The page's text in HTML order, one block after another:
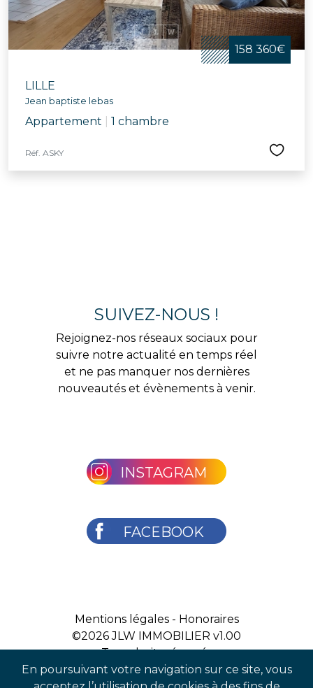
En poursuivant votre navigation sur ce site, vous
158 360€
LILLE
Jean baptiste lebas
Appartement 1 chambre
Réf. ASKY
SUIVEZ-NOUS !
Rejoignez-nos réseaux sociaux pour
suivre notre actualité en temps réel
et ne pas manquer nos dernières
nouveautés et évènements à venir.
INSTAGRAM
FACEBOOK
Mentions légales- Honoraires
©2026JLW IMMOBILIER v1.00
Tous droits réservés